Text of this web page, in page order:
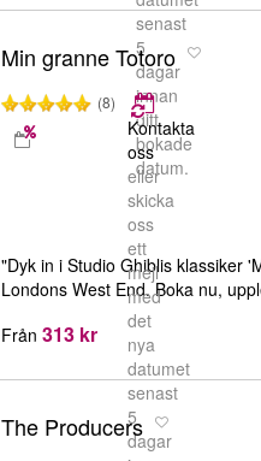
senast
5
dagar
innan
ditt
bokade
datum.
Min granne Totoro
(8)
Kontakta
oss
eller
skicka
oss
ett
mejl
med
det
nya
datumet
senast
5
dagar
"Dyk in i Studio Ghiblis klassiker
Londons West End. Boka nu,
Från 313 kr
The Producers